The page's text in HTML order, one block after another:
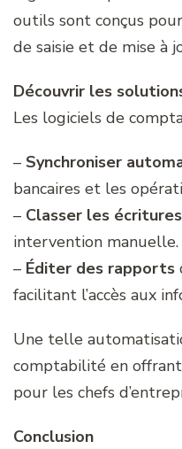
outils sont conçus
de saisie et de mise à
Découvrir les
Les logiciels de
– Synchroniser
bancaires et les
– Classer les écritures
intervention manuelle.
– Éditer des rapports
facilitant l’accès aux
Une telle
comptabilité en
pour les chefs
Conclusion